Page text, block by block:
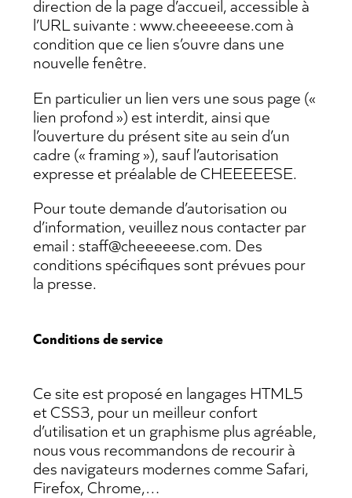
direction de la page d’accueil, accessible à
l’URL suivante : www.cheeeeese.com à
condition que ce lien s’ouvre dans une
nouvelle fenêtre.
En particulier un lien vers une sous page («
lien profond ») est interdit, ainsi que
l’ouverture du présent site au sein d’un
cadre (« framing »), sauf l’autorisation
expresse et préalable de CHEEEEESE.
Pour toute demande d’autorisation ou
d’information, veuillez nous contacter par
email : staff@cheeeeese.com. Des
conditions spécifiques sont prévues pour
la presse.
Conditions de service
Ce site est proposé en langages HTML5
et CSS3, pour un meilleur confort
d’utilisation et un graphisme plus agréable,
nous vous recommandons de recourir à
des navigateurs modernes comme Safari,
Firefox, Chrome,…